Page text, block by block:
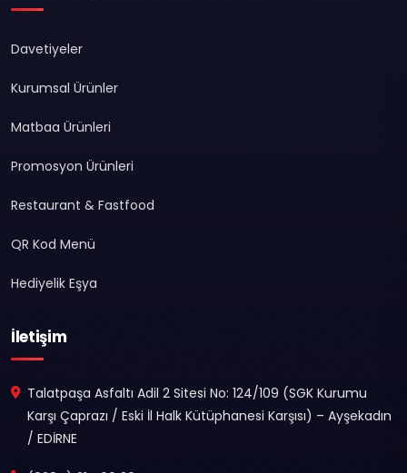
Davetiyeler
Kurumsal Ürünler
Matbaa Ürünleri
Promosyon Ürünleri
Restaurant & Fastfood
QR Kod Menü
Hediyelik Eşya
İletişim
Talatpaşa Asfaltı Adil 2 Sitesi No: 124/109 (SGK Kurumu
Karşı Çaprazı / Eski İl Halk Kütüphanesi Karşısı) – Ayşekadın
/ EDİRNE